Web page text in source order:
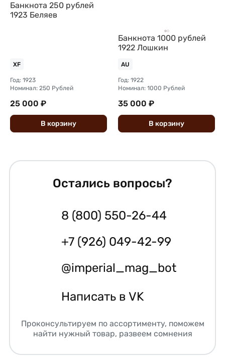
Банкнота 250 рублей
1923 Беляев
XF
Год: 1923
Номинал: 250 Рублей
25 000 ₽
В корзину
Банкнота 1000 рублей
1922 Лошкин
AU
Год: 1922
Номинал: 1000 Рублей
35 000 ₽
В корзину
Остались вопросы?
8 (800) 550-26-44
+7 (926) 049-42-99
@imperial_mag_bot
Написать в VK
Проконсультируем по ассортименту, поможем
найти нужный товар, развеем сомнения